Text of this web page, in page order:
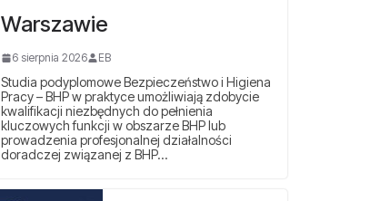
Warszawie
6 sierpnia 2026 EB
Studia podyplomowe Bezpieczeństwo i Higiena
Pracy – BHP w praktyce umożliwiają zdobycie
kwalifikacji niezbędnych do pełnienia
kluczowych funkcji w obszarze BHP lub
prowadzenia profesjonalnej działalności
doradczej związanej z BHP…